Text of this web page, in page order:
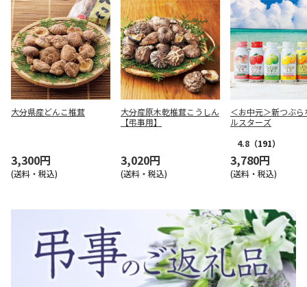
大分県産どんこ椎茸
3,300円
(送料・税込)
大分産原木乾椎茸こうしん
【弔事用】
3,020円
(送料・税込)
＜お中元＞新つぶら
ルスターズ
4.8 （191）
3,780円
(送料・税込)